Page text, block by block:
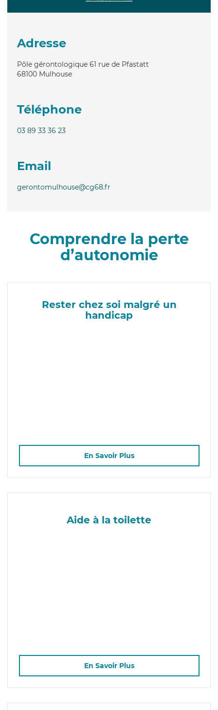
Adresse
Pôle gérontologique 61 rue de Pfastatt
68100 Mulhouse
Téléphone
03 89 33 36 23
Email
gerontomulhouse@cg68.fr
Comprendre la perte
d’autonomie
Rester chez soi malgré un
handicap
En Savoir Plus
Aide à la toilette
En Savoir Plus